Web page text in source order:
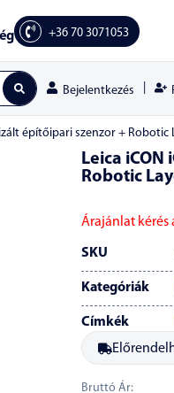
+36 70 3071053
Bejelentkezés
építőipari szenzor +
Leica
Robotic
Árajánlat kérés
SKU
Kategóriák
Címkék
Bruttó Ár: